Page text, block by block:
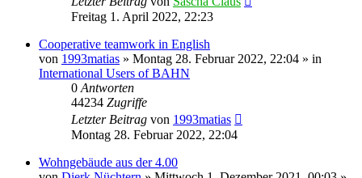
Freitag 1. April 2022, 22:23
Cooperative teamwork in English
von 1993matias » Montag 28. Februar 2022, 22:04 » in
International Users of BAHN
0 Antworten
44234 Zugriffe
Letzter Beitrag von 1993matias
Montag 28. Februar 2022, 22:04
Wohngebäude aus der 4.00